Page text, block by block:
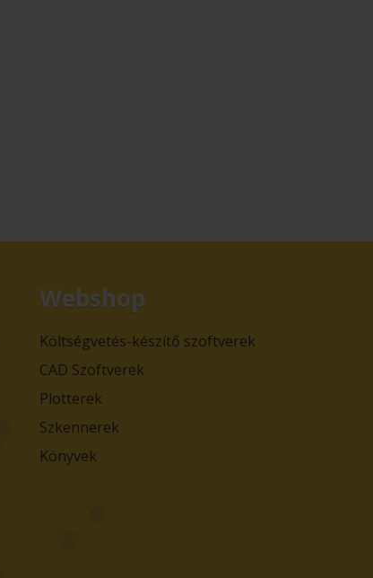
Webshop
Költségvetés-készítő szoftverek
CAD Szoftverek
Plotterek
Szkennerek
Könyvek